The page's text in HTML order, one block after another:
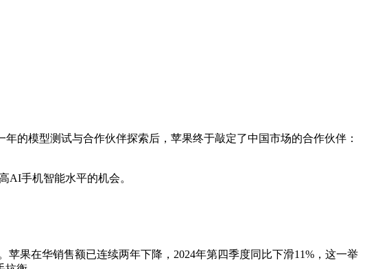
的模型测试与合作伙伴探索后，苹果终于敲定了中国市场的合作伙伴：
AI手机智能水平的机会。
果在华销售额已连续两年下降，2024年第四季度同比下滑11%，这一举